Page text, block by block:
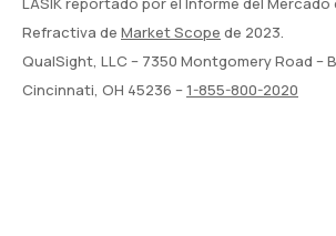
Refractiva de Market Scope de 2023.
QualSight, LLC – 7350 Montgomery Road –
Cincinnati, OH 45236 –1-855-800-2020